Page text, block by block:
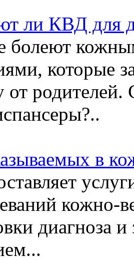
ли КВД для
болеют
которые
от
в
кожно-
диагноза